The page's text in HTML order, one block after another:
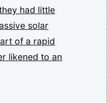
had little
solar
of a rapid
likened to an